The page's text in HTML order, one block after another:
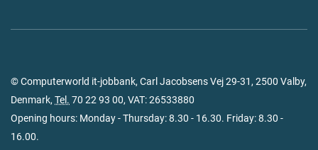
© Computerworld it-jobbank, Carl Jacobsens Vej 29-31, 2500 Valby,
Denmark, Tel. 70 22 93 00, VAT: 26533880
Opening hours: Monday - Thursday: 8.30 - 16.30. Friday: 8.30 -
16.00.